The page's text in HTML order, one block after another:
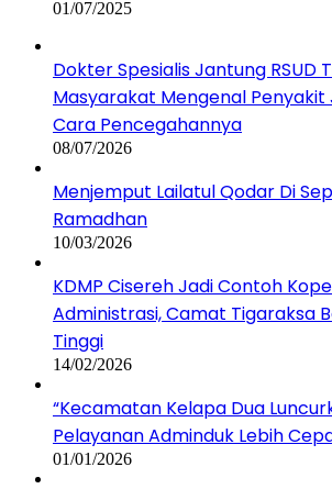
01/07/2025
Dokter Spesialis Jantung RSUD
Masyarakat Mengenal
Cara Pencegahannya
08/07/2026
Menjemput Lailatul Qodar Di
Ramadhan
10/03/2026
KDMP Cisereh Jadi Contoh
Administrasi, Camat Tigaraksa
Tinggi
14/02/2026
“Kecamatan Kelapa Dua
Pelayanan Adminduk Lebih
01/01/2026